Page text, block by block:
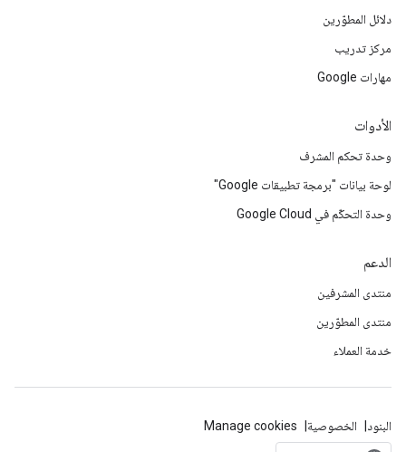
دلائل المطوّرين
مركز تدريب
مهارات Google
الأدوات
وحدة تحكم المشرف
لوحة بيانات "برمجة تطبيقات Google"
وحدة التحكّم في Google Cloud
الدعم
منتدى المشرفين
منتدى المطوّرين
خدمة العملاء
البنود الخصوصية Manage cookies